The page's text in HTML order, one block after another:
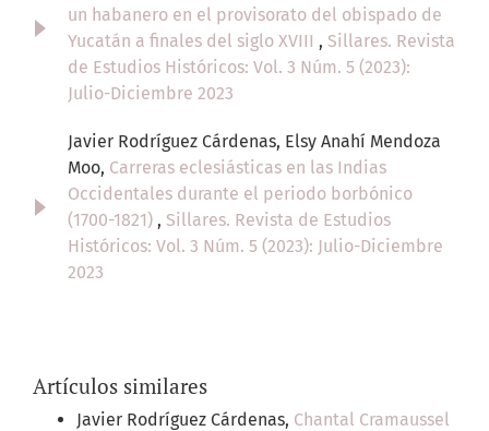
un habanero en el provisorato del obispado de
Yucatán a finales del siglo XVIII , Sillares. Revista
de Estudios Históricos: Vol. 3 Núm. 5 (2023):
Julio-Diciembre 2023
Javier Rodríguez Cárdenas, Elsy Anahí Mendoza
Moo, Carreras eclesiásticas en las Indias
Occidentales durante el periodo borbónico
(1700-1821) , Sillares. Revista de Estudios
Históricos: Vol. 3 Núm. 5 (2023): Julio-Diciembre
2023
Artículos similares
Javier Rodríguez Cárdenas, Chantal Cramaussel